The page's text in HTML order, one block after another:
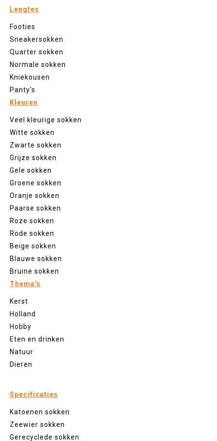
Lengtes
Footies
Sneakersokken
Quarter sokken
Normale sokken
Kniekousen
Panty's
Kleuren
Veel kleurige sokken
Witte sokken
Zwarte sokken
Grijze sokken
Gele sokken
Groene sokken
Oranje sokken
Paarse sokken
Roze sokken
Rode sokken
Beige sokken
Blauwe sokken
Bruine sokken
Thema's
Kerst
Holland
Hobby
Eten en drinken
Natuur
Dieren
Specificaties
Katoenen sokken
Zeewier sokken
Gerecyclede sokken